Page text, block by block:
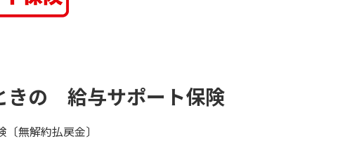
きの 給与サポート保険
無解約払戻金〕